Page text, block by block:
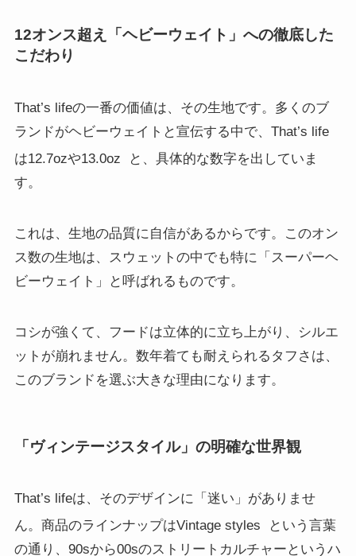
12オンス超え「ヘビーウェイト」への徹底した
こだわり
That’s lifeの一番の価値は、その生地です。多くのブ
ランドがヘビーウェイトと宣伝する中で、That’s life
は12.7ozや13.0oz
と、具体的な数字を出していま
す。
これは、生地の品質に自信があるからです。このオン
ス数の生地は、スウェットの中でも特に「スーパーヘ
ビーウェイト」と呼ばれるものです。
コシが強くて、フードは立体的に立ち上がり、シルエ
ットが崩れません。数年着ても耐えられるタフさは、
このブランドを選ぶ大きな理由になります。
「ヴィンテージスタイル」の明確な世界観
That’s lifeは、そのデザインに「迷い」がありませ
ん。商品のラインナップはVintage styles
という言葉
の通り、90sから00sのストリートカルチャーというハ